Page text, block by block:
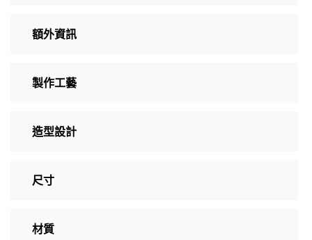
額外資訊
製作工藝
造型設計
尺寸
材質